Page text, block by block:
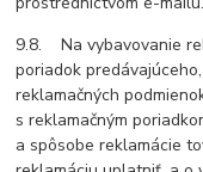
9.8. Na vybavovanie
poriadok
reklamačných
s reklamačným
a spôsobe reklamácie